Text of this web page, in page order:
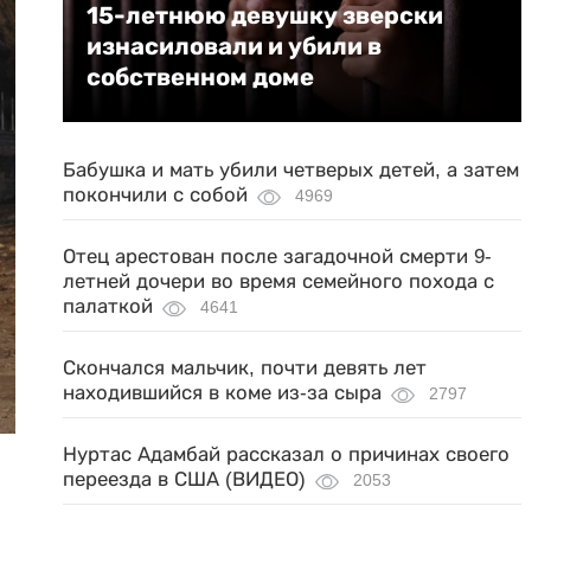
15-летнюю девушку зверски
изнасиловали и убили в
собственном доме
Бабушка и мать убили четверых детей, а затем
покончили с собой
4969
Отец арестован после загадочной смерти 9-
летней дочери во время семейного похода с
палаткой
4641
Скончался мальчик, почти девять лет
находившийся в коме из-за сыра
2797
Нуртас Адамбай рассказал о причинах своего
переезда в США (ВИДЕО)
2053